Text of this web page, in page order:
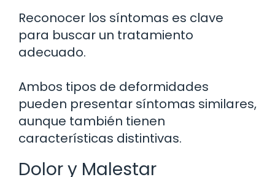
Reconocer los síntomas es clave
para buscar un tratamiento
adecuado.
Ambos tipos de deformidades
pueden presentar síntomas similares,
aunque también tienen
características distintivas.
Dolor y Malestar